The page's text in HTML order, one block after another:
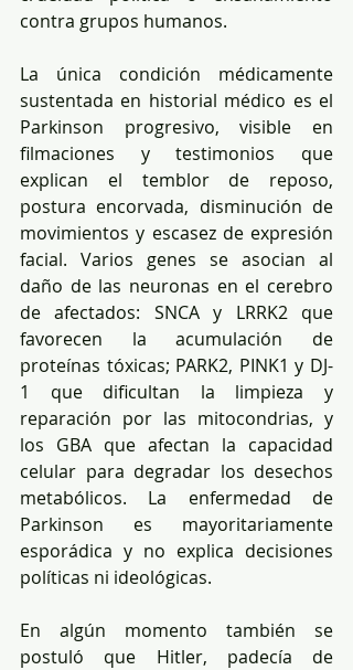
contra grupos humanos.
La única condición médicamente
sustentada en historial médico es el
Parkinson progresivo, visible en
filmaciones y testimonios que
explican el temblor de reposo,
postura encorvada, disminución de
movimientos y escasez de expresión
facial. Varios genes se asocian al
daño de las neuronas en el cerebro
de afectados: SNCA y LRRK2 que
favorecen la acumulación de
proteínas tóxicas; PARK2, PINK1 y DJ-
1 que dificultan la limpieza y
reparación por las mitocondrias, y
los GBA que afectan la capacidad
celular para degradar los desechos
metabólicos. La enfermedad de
Parkinson es mayoritariamente
esporádica y no explica decisiones
políticas ni ideológicas.
En algún momento también se
postuló que Hitler, padecía de